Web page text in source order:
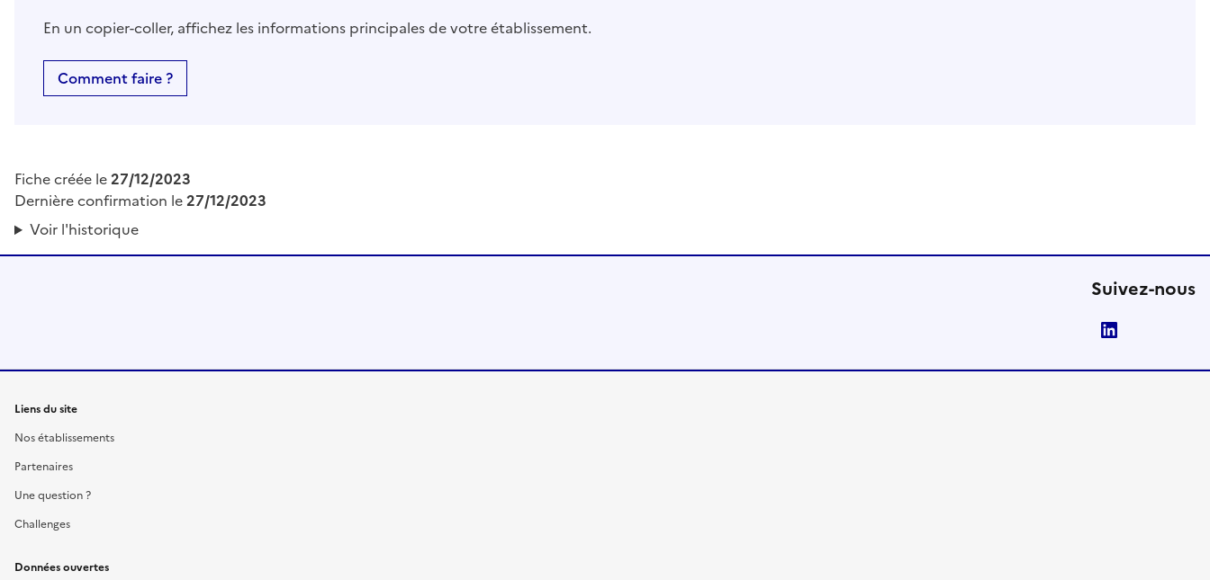
En un copier-coller, affichez les informations principales de votre établissement.
Comment faire ?
Fiche créée le27/12/2023
Dernière confirmation le27/12/2023
Voir l'historique
Suivez-nous
Liens du site
Nos établissements
Partenaires
Une question ?
Challenges
Données ouvertes